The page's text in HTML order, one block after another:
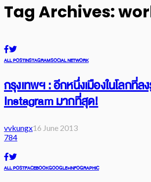
Tag Archives:
ALL POSTINSTAGRAMSOCIAL NETWORK
กรุงเทพฯ : อีกหนึ่งเมืองในโลกที่ล
Instagram มากที่สุด!
vvkungx16 June 2013
784
ALL POSTFACEBOOKGOOGLE+INFOGRAPHIC